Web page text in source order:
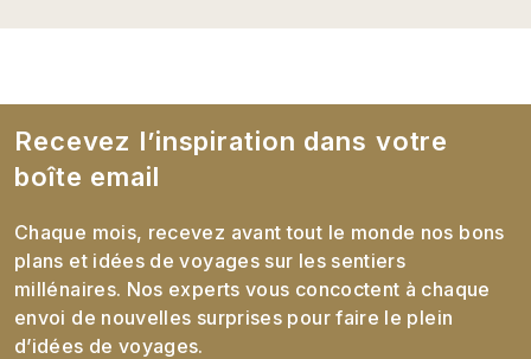
Recevez l’inspiration dans votre
boîte email
Chaque mois, recevez avant tout le monde nos bons
plans et idées de voyages sur les sentiers
millénaires. Nos experts vous concoctent à chaque
envoi de nouvelles surprises pour faire le plein
d’idées de voyages.